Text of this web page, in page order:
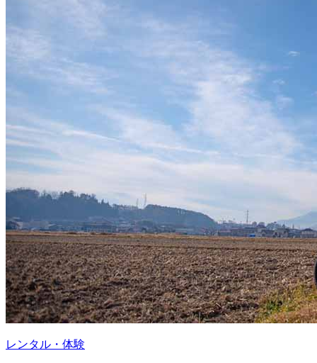
レンタル・体験